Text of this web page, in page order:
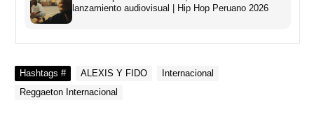
lanzamiento audiovisual | Hip Hop Peruano 2026
Hashtags # ALEXIS Y FIDO
Internacional
Reggaeton Internacional